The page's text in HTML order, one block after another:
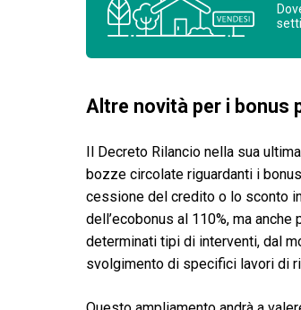
Altre novità per i bonus
Il Decreto Rilancio nella sua
bozze circolate riguardanti i
cessione del credito o lo sconto
dell’ecobonus al 110%, ma anche
determinati tipi di interventi, dal
svolgimento di specifici lavori di